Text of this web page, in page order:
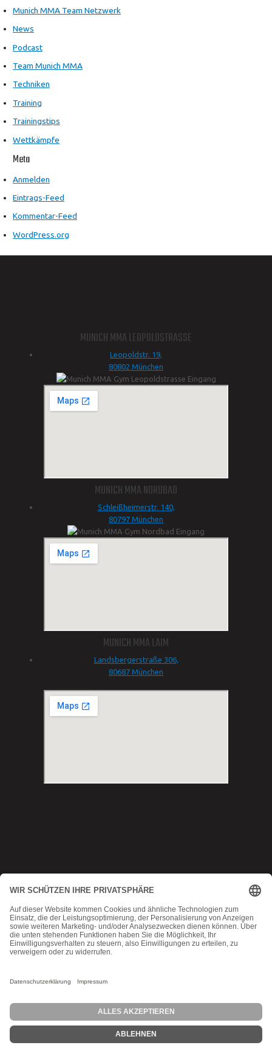
Munich MMA Team Netzwerk
News
Podcast
Team Munich MMA
Techniken
Training
Trainingstips
Wettkämpfe
Meta
Anmelden
Eintrags-Feed
Kommentar-Feed
WordPress.org
MUNICH MMA LEOPOLDSTRASSE
Leopoldstr. 19,
80802 München
MUNICH MMA NORDBAD
Schleißheimerstr. 140,
80797 München
MUNICH MMA LAIM
Landsbergerstraße 306,
80687 München
Datenschutz|AGB|Impressum
MadeByMomoko
Probetraining
Angebot
Stundenplan